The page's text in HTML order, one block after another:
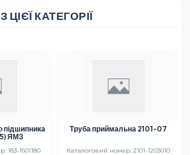
КАТЕГОРІЇ
ЯМЗ
183-1601180
Труба приймальна 2101-07
Каталоговий номер: 2101-1203010